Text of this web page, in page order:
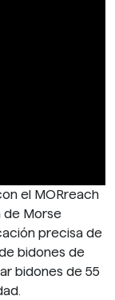
el MORreach
de Morse
precisa de
bidones de
bidones de 55